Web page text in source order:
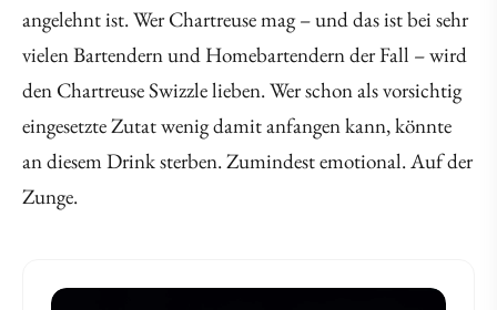
angelehnt ist. Wer Chartreuse mag – und das ist bei sehr
vielen Bartendern und Homebartendern der Fall – wird
den Chartreuse Swizzle lieben. Wer schon als vorsichtig
eingesetzte Zutat wenig damit anfangen kann, könnte
an diesem Drink sterben. Zumindest emotional. Auf der
Zunge.